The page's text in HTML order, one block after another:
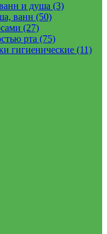
и душа (3)
ванн (50)
(27)
рта (75)
гигиенические (11)